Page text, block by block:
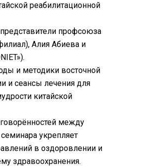
реабилитационной
профсоюза
Алия Абиева и
и методики восточной
и сеансы лечения для
китайской
между
укрепляет
в оздоровлении и
здравоохранения.